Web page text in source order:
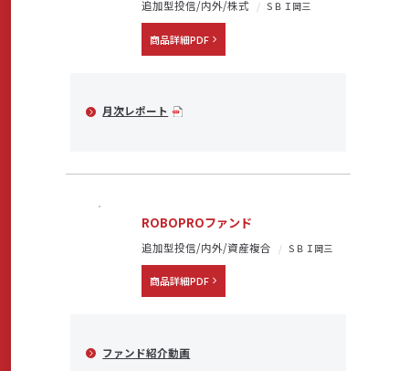
各種情報・セミナー
店舗のご案内
サポート・お手続き
追加型投信/内外/株式 ＳＢＩ岡三
商品詳細PDF
月次レポート
ROBOPROファンド
追加型投信/内外/資産複合 ＳＢＩ岡三
商品詳細PDF
ファンド紹介動画